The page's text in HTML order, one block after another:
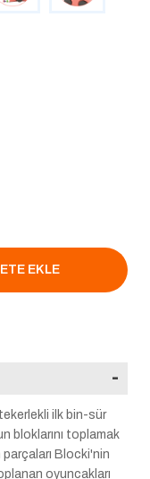
ilk bin-sür
bloklarını toplamak
Blocki'nin
oyuncakları